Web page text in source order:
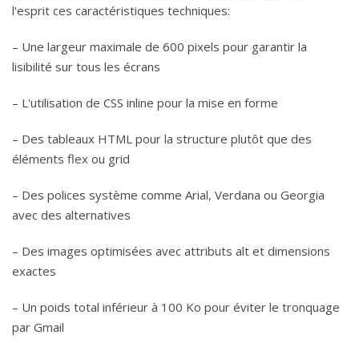
l'esprit ces caractéristiques techniques:
– Une largeur maximale de 600 pixels pour garantir la
lisibilité sur tous les écrans
– L'utilisation de CSS inline pour la mise en forme
– Des tableaux HTML pour la structure plutôt que des
éléments flex ou grid
– Des polices système comme Arial, Verdana ou Georgia
avec des alternatives
– Des images optimisées avec attributs alt et dimensions
exactes
– Un poids total inférieur à 100 Ko pour éviter le tronquage
par Gmail